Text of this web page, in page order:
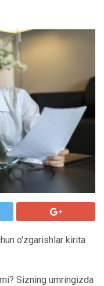
o'zgarishlar kirita
Sizning umringizda